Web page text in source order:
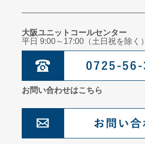
大阪ユニットコールセンター
平日 9:00～17:00（土日祝を除く）
お問い合わせはこちら